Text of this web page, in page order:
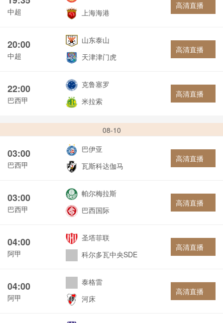
中超
上海海港
高清直播
20:00
中超
山东泰山
天津津门虎
高清直播
22:00
巴西甲
克鲁塞罗
米拉索
高清直播
08-10
03:00
巴西甲
巴伊亚
瓦斯科达伽马
高清直播
03:00
巴西甲
帕尔梅拉斯
巴西国际
高清直播
04:00
阿甲
圣塔菲联
科尔多瓦中央SDE
高清直播
04:00
阿甲
泰格雷
河床
高清直播